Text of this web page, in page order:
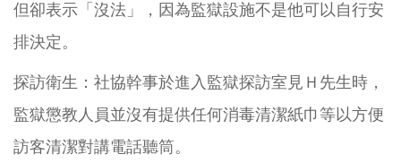
但卻表示「沒法」，因為監獄設施不是他可以自行安
排決定。
探訪衛生：社協幹事於進入監獄探訪室見Ｈ先生時，
監獄懲教人員並沒有提供任何消毒清潔紙巾等以方便
訪客清潔對講電話聽筒。